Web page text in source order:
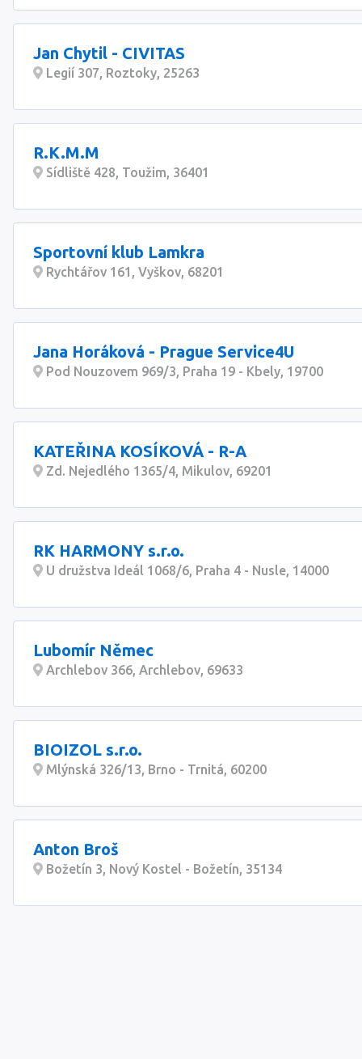
Jan Chytil - CIVITAS
Legií 307, Roztoky, 25263
R.K.M.M
Sídliště 428, Toužim, 36401
Sportovní klub Lamkra
Rychtářov 161, Vyškov, 68201
Jana Horáková - Prague Service4U
Pod Nouzovem 969/3, Praha 19 - Kbely, 19700
KATEŘINA KOSÍKOVÁ - R-A
Zd. Nejedlého 1365/4, Mikulov, 69201
RK HARMONY s.r.o.
U družstva Ideál 1068/6, Praha 4 - Nusle, 14000
Lubomír Němec
Archlebov 366, Archlebov, 69633
BIOIZOL s.r.o.
Mlýnská 326/13, Brno - Trnitá, 60200
Anton Broš
Božetín 3, Nový Kostel - Božetín, 35134